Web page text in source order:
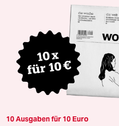
10 Ausgaben für 10 Euro